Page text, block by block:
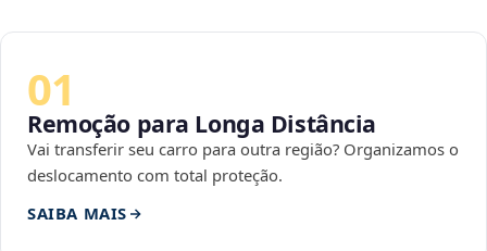
01
Remoção para Longa Distância
Vai transferir seu carro para outra região? Organizamos o
deslocamento com total proteção.
SAIBA MAIS